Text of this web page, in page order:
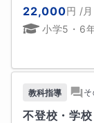
とお考えの方
ん。
「子どもに合
をしてほしい
②不登校・学
22,000円 /月
小学5・6
教科指導
不登校・学